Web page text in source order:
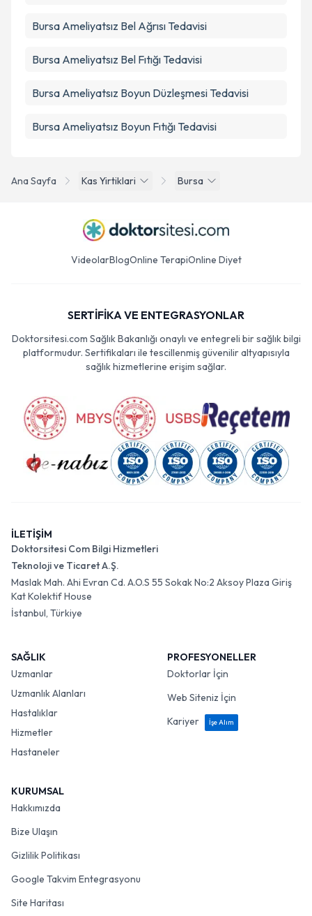
Ana Sayfa Kas Yirtiklari Bursa
Bursa Ameliyatsız Bel Ağrısı Tedavisi
Bursa Ameliyatsız Bel Fıtığı Tedavisi
Bursa Ameliyatsız Boyun Düzleşmesi Tedavisi
Bursa Ameliyatsız Boyun Fıtığı Tedavisi
VideolarBlogOnline TerapiOnline Diyet
SERTİFİKA VE ENTEGRASYONLAR
Doktorsitesi.com Sağlık Bakanlığı onaylı ve entegreli bir sağlık bilgi
platformudur. Sertifikaları ile tescillenmiş güvenilir altyapısıyla
sağlık hizmetlerine erişim sağlar.
İLETİŞİM
Doktorsitesi Com Bilgi Hizmetleri
Teknoloji ve Ticaret A.Ş.
Maslak Mah. Ahi Evran Cd. A.O.S 55 Sokak No:2 Aksoy Plaza Giriş
Kat Kolektif House
İstanbul, Türkiye
SAĞLIK
Uzmanlar
Uzmanlık Alanları
Hastalıklar
Hizmetler
Hastaneler
PROFESYONELLER
Doktorlar İçin
Web Siteniz İçin
Kariyer
İşe Alım
KURUMSAL
Hakkımızda
Bize Ulaşın
Gizlilik Politikası
Google Takvim Entegrasyonu
Site Haritası